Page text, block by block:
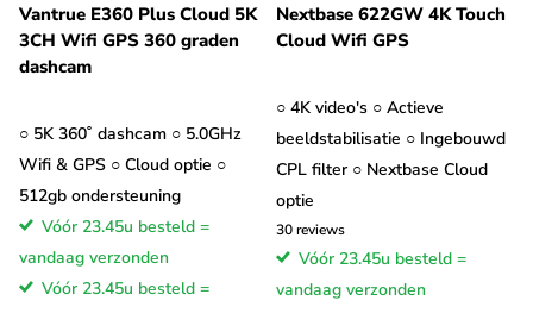
Vantrue E360 Plus Cloud 5K
3CH Wifi GPS 360 graden
dashcam
○ 5K 360˚ dashcam ○ 5.0GHz
Wifi & GPS ○ Cloud optie ○
512gb ondersteuning
Vóór 23.45u besteld =
vandaag verzonden
Vóór 23.45u besteld =
Nextbase 622GW 4K Touch
Cloud Wifi GPS
○ 4K video's ○ Actieve
beeldstabilisatie ○ Ingebouwd
CPL filter ○ Nextbase Cloud
optie
30reviews
Vóór 23.45u besteld =
vandaag verzonden